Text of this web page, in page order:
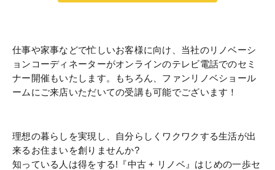
仕事や家事などで忙しいお客様に向け、当社のリノベーシ
ョンコーディネーターがオンラインのテレビ電話でのセミ
ナー開催もいたします。もちろん、ファンリノベショール
ームにご来店いただいての受講も可能でございます！
理想の暮らしを実現し、自分らしくワクワクする生活が出
来るお住まいを創りませんか?
知っている人は得をする!『中古 + リノベ』はじめの一歩セ